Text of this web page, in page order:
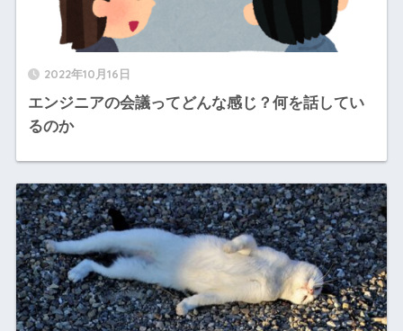
2022年10月16日
エンジニアの会議ってどんな感じ？何を話してい
るのか